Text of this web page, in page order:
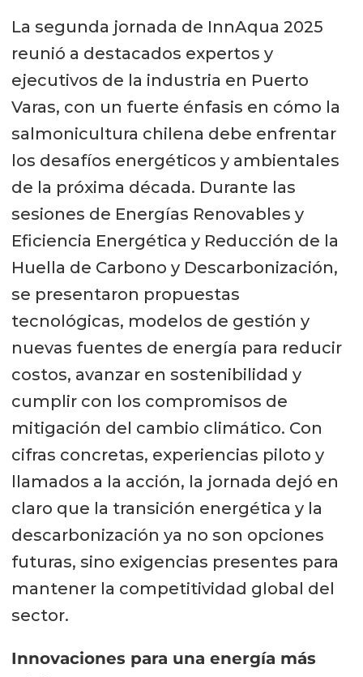
La segunda jornada de InnAqua 2025
reunió a destacados expertos y
ejecutivos de la industria en Puerto
Varas, con un fuerte énfasis en cómo la
salmonicultura chilena debe enfrentar
los desafíos energéticos y ambientales
de la próxima década. Durante las
sesiones de Energías Renovables y
Eficiencia Energética y Reducción de la
Huella de Carbono y Descarbonización,
se presentaron propuestas
tecnológicas, modelos de gestión y
nuevas fuentes de energía para reducir
costos, avanzar en sostenibilidad y
cumplir con los compromisos de
mitigación del cambio climático. Con
cifras concretas, experiencias piloto y
llamados a la acción, la jornada dejó en
claro que la transición energética y la
descarbonización ya no son opciones
futuras, sino exigencias presentes para
mantener la competitividad global del
sector.
Innovaciones para una energía más